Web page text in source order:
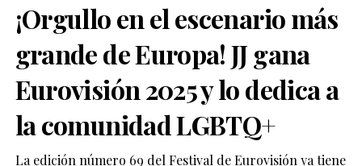
¡Orgullo en el escenario más
grande de Europa! JJ gana
Eurovisión 2025 y lo dedica a
la comunidad LGBTQ+
La edición número 69 del Festival de Eurovisión ya tiene